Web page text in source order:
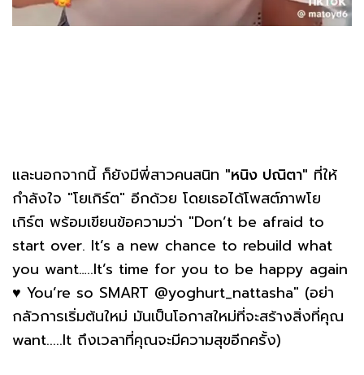
และนอกจากนี้ ก็ยังมีพี่สาวคนสนิท "หนิง ปณิตา" ที่ให้
กำลังใจ "โยเกิร์ต" อีกด้วย โดยเธอได้โพสต์ภาพโย
เกิร์ต พร้อมเขียนข้อความว่า "Don’t be afraid to
start over. It’s a new chance to rebuild what
you want…..It’s time for you to be happy again
♥️ You’re so SMART @yoghurt_nattasha" (อย่า
กลัวการเริ่มต้นใหม่ มันเป็นโอกาสใหม่ที่จะสร้างสิ่งที่คุณ
want.....It ถึงเวลาที่คุณจะมีความสุขอีกครั้ง)